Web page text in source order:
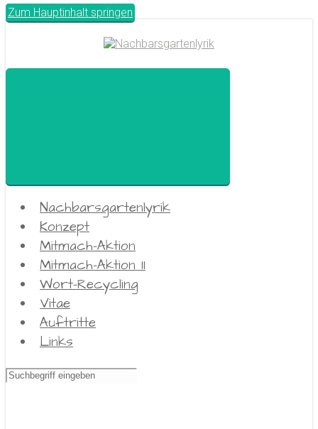
Zum Hauptinhalt springen
Nachbarsgartenlyrik
Konzept
Mitmach-Aktion
Mitmach-Aktion II
Wort-Recycling
Vitae
Auftritte
Links